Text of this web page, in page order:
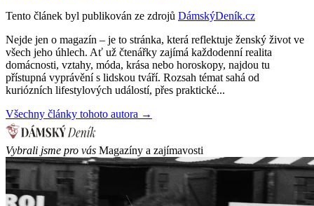
Tento článek byl publikován ze zdrojů DámskýDeník.cz
Nejde jen o magazín – je to stránka, která reflektuje ženský život ve
všech jeho úhlech. Ať už čtenářky zajímá každodenní realita
domácnosti, vztahy, móda, krása nebo horoskopy, najdou tu
přístupná vyprávění s lidskou tváří. Rozsah témat sahá od
kuriózních lifestylových událostí, přes praktické...
Všechny články tohoto autora →
Vybrali jsme pro vás Magazíny a zajímavosti